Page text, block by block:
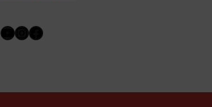
Youtube
Instagram
Facebook